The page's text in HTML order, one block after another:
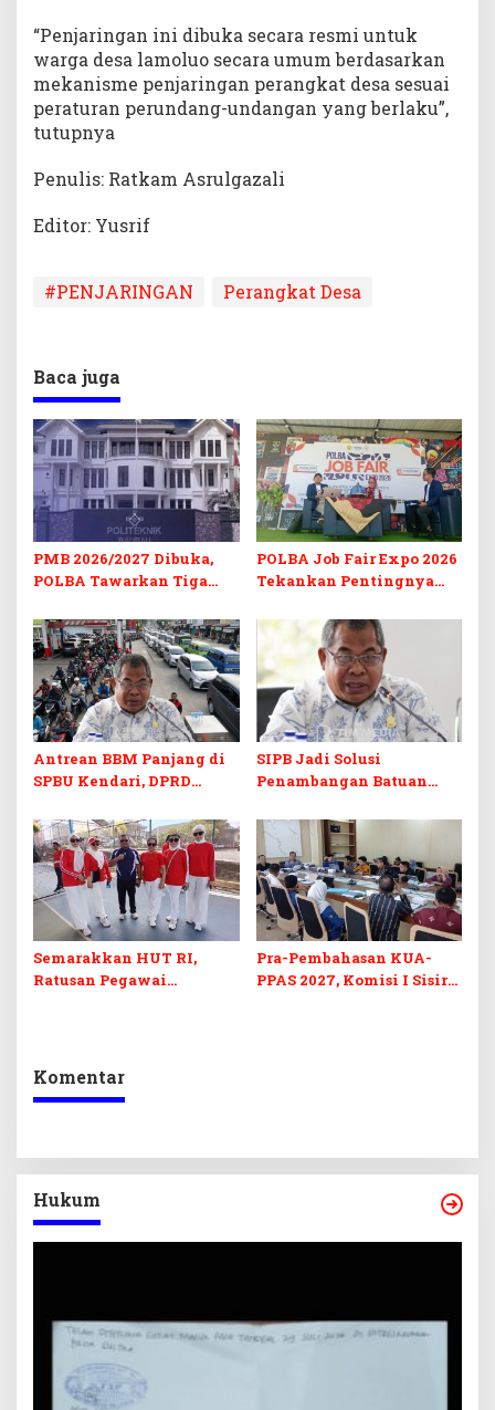
“Penjaringan ini dibuka secara resmi untuk
warga desa lamoluo secara umum berdasarkan
mekanisme penjaringan perangkat desa sesuai
peraturan perundang-undangan yang berlaku”,
tutupnya
Penulis: Ratkam Asrulgazali
Editor: Yusrif
#PENJARINGAN Perangkat Desa
Baca juga
PMB 2026/2027 Dibuka,
POLBA Tawarkan Tiga
Kuliah Gratis
POLBA Job Fair Expo 2026
Tekankan Pentingnya
Digital
Antrean BBM Panjang di
SPBU Kendari, DPRD
Barcode Curang
SIPB Jadi Solusi
Penambangan Batuan
di Sultra
Semarakkan HUT RI,
Ratusan Pegawai
Pra-Pembahasan KUA-
PPAS 2027, Komisi I Sisir
Komentar
Hukum